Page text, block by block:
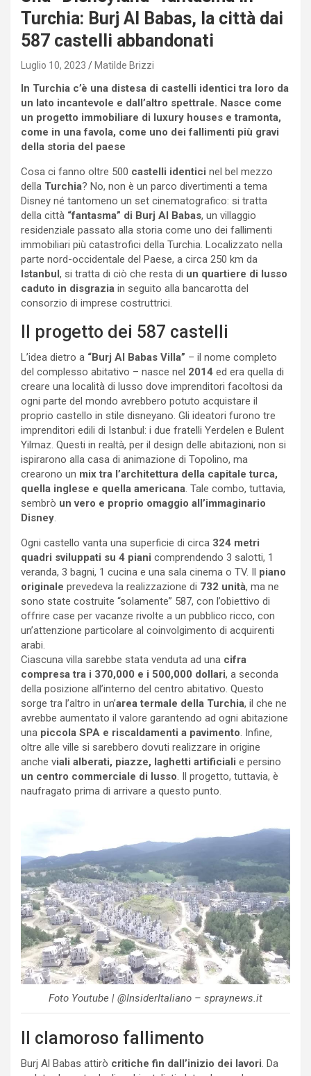
Turchia: Burj Al Babas, la città dai
587 castelli abbandonati
Luglio 10, 2023 Matilde Brizzi
In Turchia c’è una distesa di castelli identici tra loro da
un lato incantevole e dall’altro spettrale. Nasce come
un progetto immobiliare di luxury houses e tramonta,
come in una favola, come uno dei fallimenti più gravi
della storia del paese
Cosa ci fanno oltre 500 castelli identici nel bel mezzo
della Turchia? No, non è un parco divertimenti a tema
Disney né tantomeno un set cinematografico: si tratta
della città “fantasma” di Burj Al Babas, un villaggio
residenziale passato alla storia come uno dei fallimenti
immobiliari più catastrofici della Turchia. Localizzato nella
parte nord-occidentale del Paese, a circa 250 km da
Istanbul , si tratta di ciò che resta di un quartiere di lusso
caduto in disgrazia in seguito alla bancarotta del
consorzio di imprese costruttrici.
Il progetto dei 587 castelli
L’idea dietro a “Burj Al Babas Villa” – il nome completo
del complesso abitativo – nasce nel 2014 ed era quella di
creare una località di lusso dove imprenditori facoltosi da
ogni parte del mondo avrebbero potuto acquistare il
proprio castello in stile disneyano. Gli ideatori furono tre
imprenditori edili di Istanbul: i due fratelli Yerdelen e Bulent
Yilmaz. Questi in realtà, per il design delle abitazioni, non si
ispirarono alla casa di animazione di Topolino, ma
crearono un mix tra l’architettura della capitale turca,
quella inglese e quella americana. Tale combo, tuttavia,
sembrò un vero e proprio omaggio all’immaginario
Disney.
Ogni castello vanta una superficie di circa 324 metri
quadri sviluppati su 4 piani comprendendo 3 salotti, 1
veranda, 3 bagni, 1 cucina e una sala cinema o TV. Il piano
originale prevedeva la realizzazione di 732 unità, ma ne
sono state costruite “solamente” 587, con l’obiettivo di
offrire case per vacanze rivolte a un pubblico ricco, con
un’attenzione particolare al coinvolgimento di acquirenti
arabi.
Ciascuna villa sarebbe stata venduta ad una cifra
compresa tra i 370,000 e i 500,000 dollari, a seconda
della posizione all’interno del centro abitativo. Questo
sorge tra l’altro in un’area termale della Turchia, il che ne
avrebbe aumentato il valore garantendo ad ogni abitazione
una piccola SPA e riscaldamenti a pavimento. Infine,
oltre alle ville si sarebbero dovuti realizzare in origine
anche viali alberati, piazze, laghetti artificiali e persino
un centro commerciale di lusso. Il progetto, tuttavia, è
naufragato prima di arrivare a questo punto.
Foto Youtube | @InsiderItaliano – spraynews.it
Il clamoroso fallimento
Burj Al Babas attirò critiche fin dall’inizio dei lavori. Da